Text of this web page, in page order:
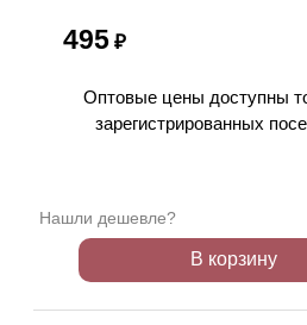
495 ₽
Оптовые цены доступны
зарегистрированных
Нашли дешевле?
В корзину